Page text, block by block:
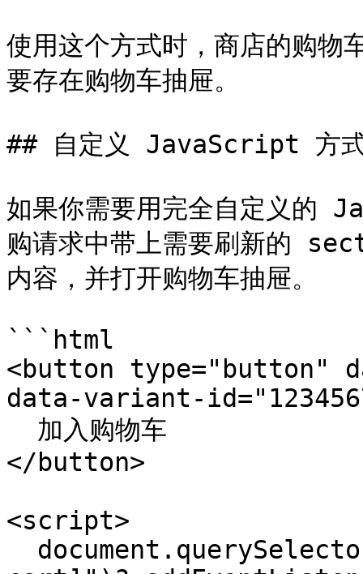
使用这个方式时，商店的购物
要存在购物车抽屉。
## 自定义 JavaScript 方
如果你需要用完全自定义
购请求中带上需要刷新的
内容，并打开购物车抽屉。
```html
<button type="button"
data-variant-
</button>
<script>